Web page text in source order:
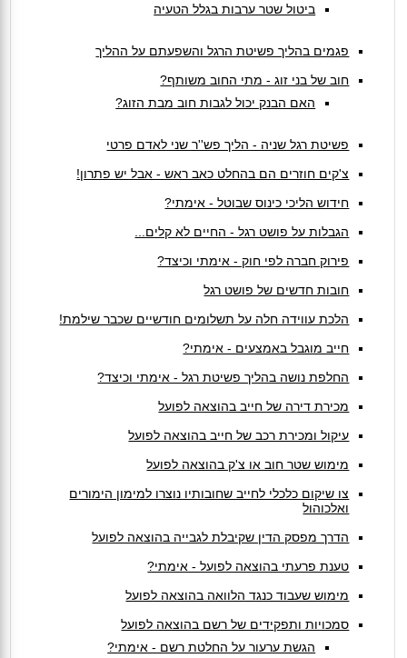
ביטול שטר ערבות בגלל הטעיה
פגמים בהליך פשיטת הרגל והשפעתם על ההליך
חוב של בני זוג - מתי החוב משותף?
האם הבנק יכול לגבות חוב מבת הזוג?
פשיטת רגל שניה - הליך פש''ר שני לאדם פרטי
צ'קים חוזרים הם בהחלט כאב ראש - אבל יש פתרון!
חידוש הליכי כינוס שבוטל - אימתי?
הגבלות על פושט רגל - החיים לא קלים...
פירוק חברה לפי חוק - אימתי וכיצד?
חובות חדשים של פושט רגל
הלכת עווידה חלה על תשלומים חודשיים שכבר שילמת!
חייב מוגבל באמצעים - אימתי?
החלפת נושה בהליך פשיטת רגל - אימתי וכיצד?
מכירת דירה של חייב בהוצאה לפועל
עיקול ומכירת רכב של חייב בהוצאה לפועל
מימוש שטר חוב או צ'ק בהוצאה לפועל
צו שיקום כלכלי לחייב שחובותיו נוצרו למימון הימורים
ואלכוהול
הדרך מפסק הדין שקיבלת לגבייה בהוצאה לפועל
טענת פרעתי בהוצאה לפועל - אימתי?
מימוש שעבוד כנגד הלוואה בהוצאה לפועל
סמכויות ותפקידים של רשם בהוצאה לפועל
הגשת ערעור על החלטת רשם - אימתי?